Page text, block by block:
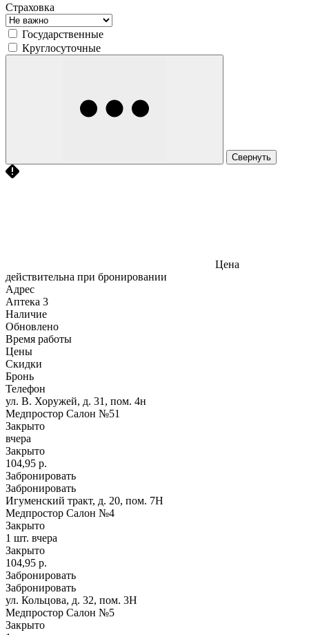
Страховка
Государственные
Круглосуточные
Свернуть
Цена
действительна при бронировании
Адрес
Аптека 3
Наличие
Обновлено
Время работы
Цены
Скидки
Бронь
Телефон
ул. В. Хоружей, д. 31, пом. 4н
Медпростор Салон №51
Закрыто
вчера
Закрыто
104,95 р.
Забронировать
Забронировать
Игуменский тракт, д. 20, пом. 7Н
Медпростор Салон №4
Закрыто
1 шт. вчера
Закрыто
104,95 р.
Забронировать
Забронировать
ул. Кольцова, д. 32, пом. 3Н
Медпростор Салон №5
Закрыто